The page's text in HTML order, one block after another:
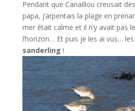
Pendant que Canaillou creusait
papa, j’arpentais la plage en
mer était calme et il n’y avait pas
l’horizon… Et puis je les ai vus… les
sanderling !